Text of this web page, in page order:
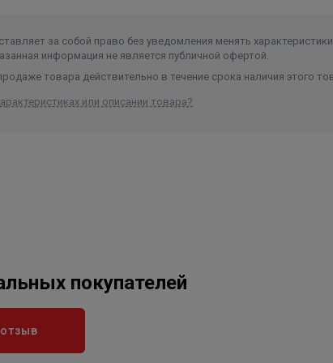
за собой право без уведомления менять
информация не является публичной офертой.
товара действительно в течение срока наличия этого
или описании товара?
покупателей